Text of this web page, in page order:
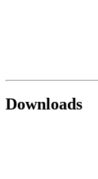
Downloads